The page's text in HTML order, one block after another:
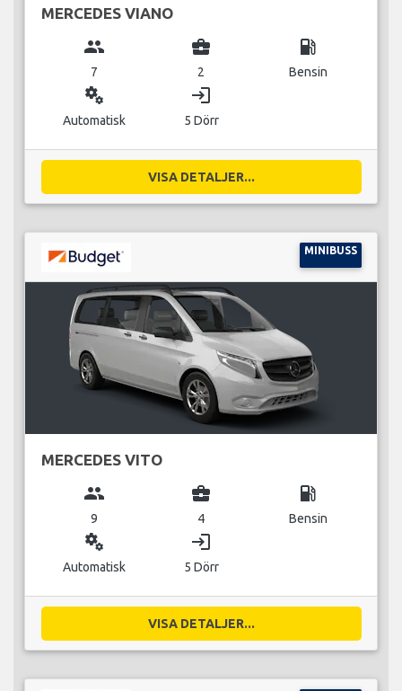
MERCEDES VIANO
group
7
business_center
2
local_gas_station
Bensin
miscellaneous_services
Automatisk
login
5 Dörr
VISA DETALJER...
MINIBUSS
MERCEDES VITO
group
9
business_center
4
local_gas_station
Bensin
miscellaneous_services
Automatisk
login
5 Dörr
VISA DETALJER...